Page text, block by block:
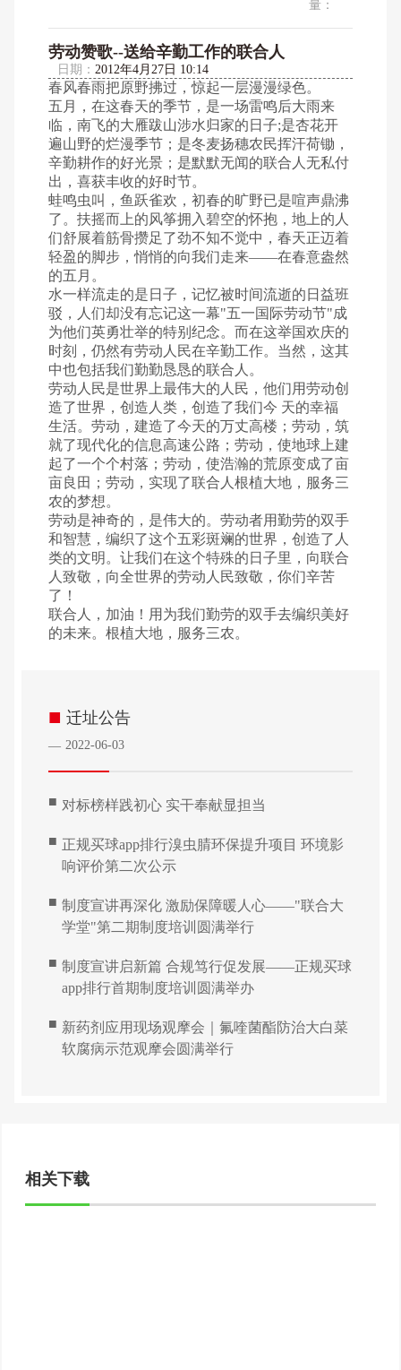
量：
劳动赞歌--送给辛勤工作的联合人
日期： 2012年4月27日 10:14
春风春雨把原野拂过，惊起一层漫漫绿色。
五月，在这春天的季节，是一场雷鸣后大雨来
临，南飞的大雁跋山涉水归家的日子;是杏花开
遍山野的烂漫季节；是冬麦扬穗农民挥汗荷锄，
辛勤耕作的好光景；是默默无闻的联合人无私付
出，喜获丰收的好时节。
蛙鸣虫叫，鱼跃雀欢，初春的旷野已是喧声鼎沸
了。扶摇而上的风筝拥入碧空的怀抱，地上的人
们舒展着筋骨攒足了劲不知不觉中，春天正迈着
轻盈的脚步，悄悄的向我们走来——在春意盎然
的五月。
水一样流走的是日子，记忆被时间流逝的日益班
驳，人们却没有忘记这一幕"五一国际劳动节"成
为他们英勇壮举的特别纪念。而在这举国欢庆的
时刻，仍然有劳动人民在辛勤工作。当然，这其
中也包括我们勤勤恳恳的联合人。
劳动人民是世界上最伟大的人民，他们用劳动创
造了世界，创造人类，创造了我们今 天的幸福
生活。劳动，建造了今天的万丈高楼；劳动，筑
就了现代化的信息高速公路；劳动，使地球上建
起了一个个村落；劳动，使浩瀚的荒原变成了亩
亩良田；劳动，实现了联合人根植大地，服务三
农的梦想。
劳动是神奇的，是伟大的。劳动者用勤劳的双手
和智慧，编织了这个五彩斑斓的世界，创造了人
类的文明。让我们在这个特殊的日子里，向联合
人致敬，向全世界的劳动人民致敬，你们辛苦
了！
联合人，加油！用为我们勤劳的双手去编织美好
的未来。根植大地，服务三农。
■ 迁址公告
— 2022-06-03
■ 对标榜样践初心 实干奉献显担当
■ 正规买球app排行溴虫腈环保提升项目 环境影
响评价第二次公示
■ 制度宣讲再深化 激励保障暖人心——"联合大
学堂"第二期制度培训圆满举行
■ 制度宣讲启新篇 合规笃行促发展——正规买球
app排行首期制度培训圆满举办
■ 新药剂应用现场观摩会｜氟喹菌酯防治大白菜
软腐病示范观摩会圆满举行
相关下载